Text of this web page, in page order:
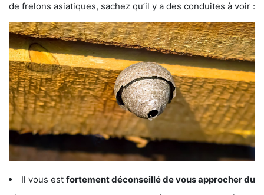
de frelons asiatiques, sachez qu’il y a des conduites à voir :
Il vous est fortement déconseillé de vous approcher du